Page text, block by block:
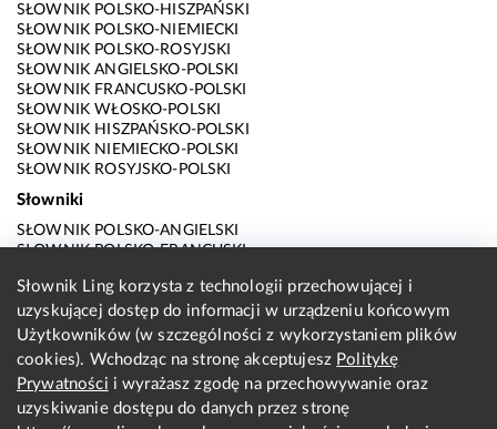
SŁOWNIK POLSKO-HISZPAŃSKI
SŁOWNIK POLSKO-NIEMIECKI
SŁOWNIK POLSKO-ROSYJSKI
SŁOWNIK ANGIELSKO-POLSKI
SŁOWNIK FRANCUSKO-POLSKI
SŁOWNIK WŁOSKO-POLSKI
SŁOWNIK HISZPAŃSKO-POLSKI
SŁOWNIK NIEMIECKO-POLSKI
SŁOWNIK ROSYJSKO-POLSKI
Słowniki
SŁOWNIK POLSKO-ANGIELSKI
SŁOWNIK POLSKO-FRANCUSKI
SŁOWNIK POLSKO-HISZPAŃSKI
SŁOWNIK POLSKO-NIEMIECKI
SŁOWNIK POLSKO-ROSYJSKI
SŁOWNIK ANGIELSKO-POLSKI
SŁOWNIK FRANCUSKO-POLSKI
SŁOWNIK WŁOSKO-POLSKI
SŁOWNIK HISZPAŃSKO-POLSKI
Słownik Ling korzysta z technologii przechowującej i
uzyskującej dostęp do informacji w urządzeniu końcowym
Użytkowników (w szczególności z wykorzystaniem plików
cookies). Wchodząc na stronę akceptujesz Politykę
Prywatności i wyrażasz zgodę na przechowywanie oraz
uzyskiwanie dostępu do danych przez stronę